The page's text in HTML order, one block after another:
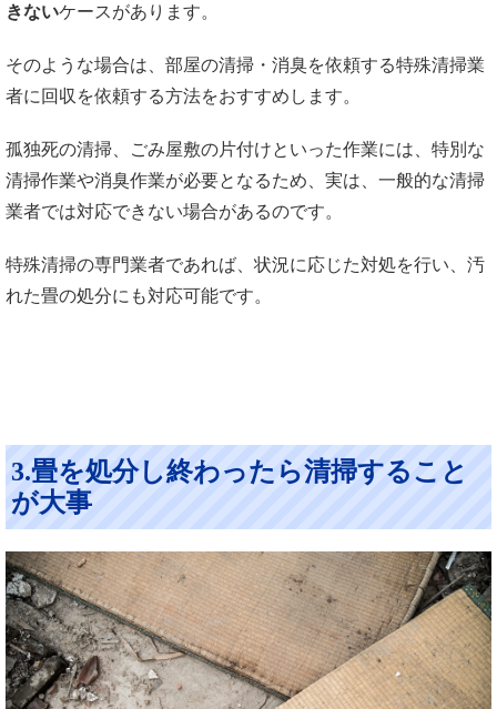
きないケースがあります。
そのような場合は、部屋の清掃・消臭を依頼する特殊清掃業
者に回収を依頼する方法をおすすめします。
孤独死の清掃、ごみ屋敷の片付けといった作業には、特別な
清掃作業や消臭作業が必要となるため、実は、一般的な清掃
業者では対応できない場合があるのです。
特殊清掃の専門業者であれば、状況に応じた対処を行い、汚
れた畳の処分にも対応可能です。
3.畳を処分し終わったら清掃すること
が大事